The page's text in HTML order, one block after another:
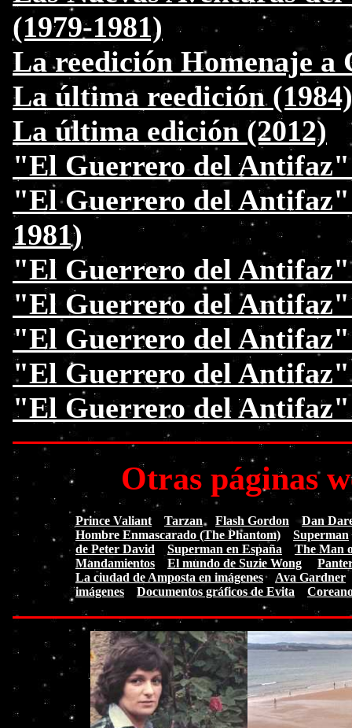
(1979-1981)
La reedición Homenaje a
La última reedición (1984)
La última edición (2012)
"El Guerrero del Antifaz"
"El Guerrero del Antifaz"
1981)
"El Guerrero del
"El Guerrero del
"El Guerrero del Antifaz"
"El Guerrero del
"El Guerrero del Antifaz"
Otras páginas
Prince Valiant Tarzan Flash Gordon
Dan
Hombre Enmascarado (The Phantom)
Superman
de Peter David
Superman en España
The Man
Mandamientos
El mundo de Suzie Wong
La ciudad de Amposta en imágenes
Ava Gardner
imágenes
Documentos gráficos de Evita